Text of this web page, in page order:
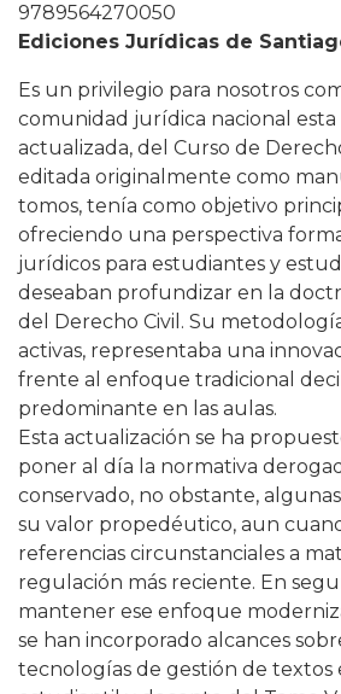
9789564270050
Ediciones Jurídicas de
Es un privilegio para nosotros
comunidad jurídica nacional esta
actualizada, del Curso de
editada originalmente como
tomos, tenía como objetivo
ofreciendo una perspectiva
jurídicos para estudiantes y
deseaban profundizar en la
del Derecho Civil. Su
activas, representaba una
frente al enfoque tradicional
predominante en las aulas.
Esta actualización se ha
poner al día la normativa
conservado, no obstante,
su valor propedéutico, aun
referencias circunstanciales a
regulación más reciente. En
mantener ese enfoque
se han incorporado alcances
tecnologías de gestión de textos